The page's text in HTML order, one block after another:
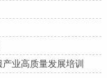
业高质量发展培训